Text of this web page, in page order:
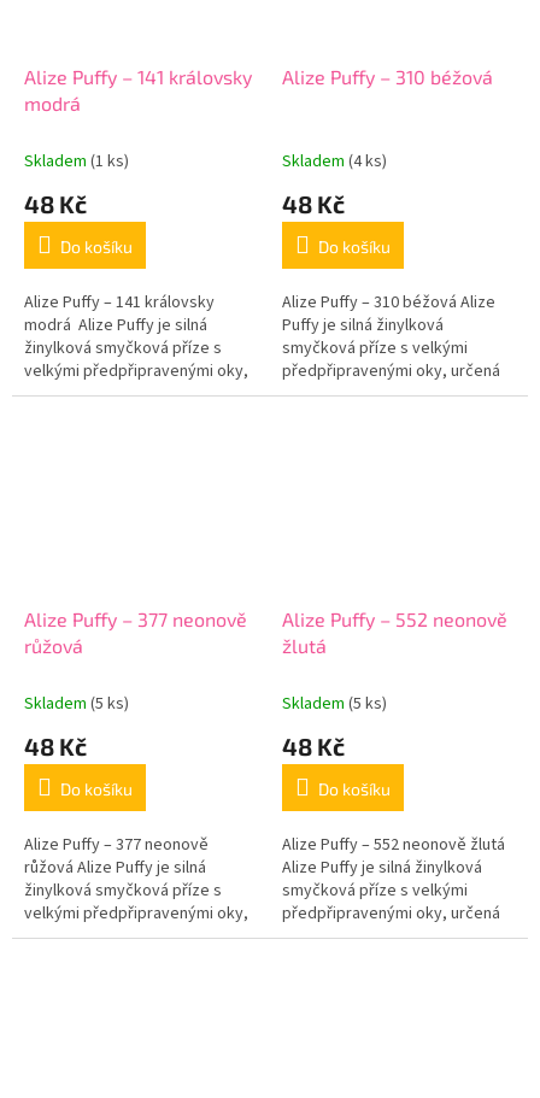
Alize Puffy – 141 královsky
modrá
Skladem (1 ks)
48 Kč
Do košíku
Alize Puffy – 141 královsky
modrá Alize Puffy je silná
žinylková smyčková příze s
velkými předpřipravenými oky,
určená pro pletení na rukou. Při
Alize Puffy – 310 béžová
Skladem (4 ks)
48 Kč
Do košíku
Alize Puffy – 310 béžová Alize
Puffy je silná žinylková
smyčková příze s velkými
předpřipravenými oky, určená
pro pletení na rukou. Při tvoření
Alize Puffy – 377 neonově
růžová
Skladem (5 ks)
48 Kč
Do košíku
Alize Puffy – 377 neonově
růžová Alize Puffy je silná
žinylková smyčková příze s
velkými předpřipravenými oky,
určená pro pletení na rukou. Při
Alize Puffy – 552 neonově
žlutá
Skladem (5 ks)
48 Kč
Do košíku
Alize Puffy – 552 neonově žlutá
Alize Puffy je silná žinylková
smyčková příze s velkými
předpřipravenými oky, určená
pro pletení na rukou. Při tvoření